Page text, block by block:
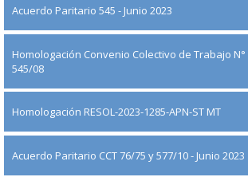
Acuerdo Paritario 545 - Junio 2023
Homologación Convenio Colectivo de Trabajo N°
545/08
Homologación RESOL-2023-1285-APN-ST MT
Acuerdo Paritario CCT 76/75 y 577/10 - Junio 2023